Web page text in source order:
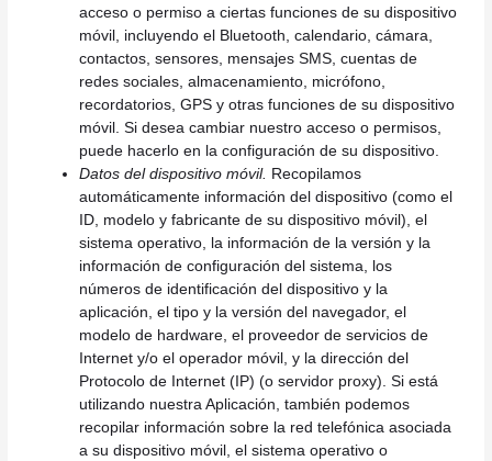
acceso o permiso a ciertas funciones de su dispositivo
móvil, incluyendo el Bluetooth, calendario, cámara,
contactos, sensores, mensajes SMS, cuentas de
redes sociales, almacenamiento, micrófono,
recordatorios, GPS y otras funciones de su dispositivo
móvil. Si desea cambiar nuestro acceso o permisos,
puede hacerlo en la configuración de su dispositivo.
Datos del dispositivo móvil. Recopilamos
automáticamente información del dispositivo (como el
ID, modelo y fabricante de su dispositivo móvil), el
sistema operativo, la información de la versión y la
información de configuración del sistema, los
números de identificación del dispositivo y la
aplicación, el tipo y la versión del navegador, el
modelo de hardware, el proveedor de servicios de
Internet y/o el operador móvil, y la dirección del
Protocolo de Internet (IP) (o servidor proxy). Si está
utilizando nuestra Aplicación, también podemos
recopilar información sobre la red telefónica asociada
a su dispositivo móvil, el sistema operativo o